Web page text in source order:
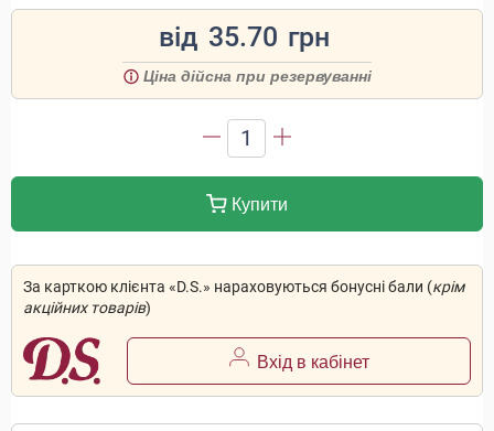
від 35.70 грн
Ціна дійсна при резервуванні
1
Купити
За карткою клієнта «D.S.» нараховуються бонусні бали (крім
акційних товарів)
Вхід в кабінет